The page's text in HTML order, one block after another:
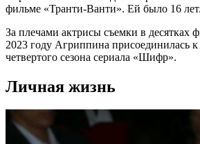
фильме «Транти-Ванти». Ей было 16 лет.
За плечами актрисы съемки в десятках
2023 году Агриппина присоединилась к
четвертого сезона сериала «Шифр».
Личная жизнь